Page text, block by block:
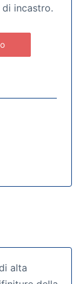
incastro.
alta